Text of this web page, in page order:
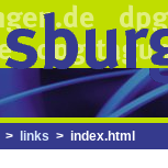
> links > index.html